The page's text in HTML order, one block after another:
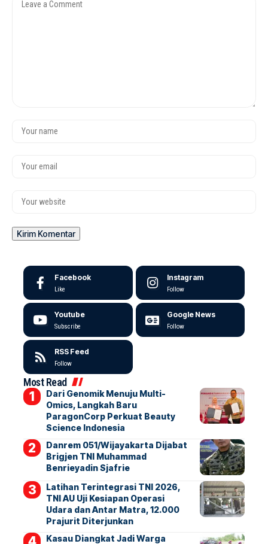
Facebook
Like
Instagram
Follow
Youtube
Subscribe
Google News
Follow
RSS Feed
Follow
Most Read
Dari Genomik Menuju Multi-
Omics, Langkah Baru
ParagonCorp Perkuat Beauty
Science Indonesia
Danrem 051/Wijayakarta Dijabat
Brigjen TNI Muhammad
Benrieyadin Sjafrie
Latihan Terintegrasi TNI 2026,
TNI AU Uji Kesiapan Operasi
Udara dan Antar Matra, 12.000
Prajurit Diterjunkan
Kasau Diangkat Jadi Warga